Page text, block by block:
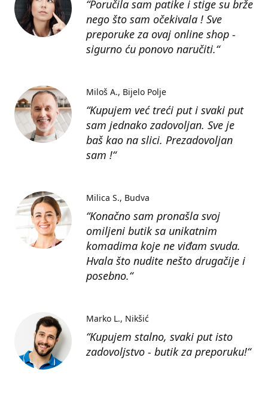
“Poručila sam patike i stige su brže
nego što sam očekivala ! Sve
preporuke za ovaj online shop -
sigurno ću ponovo naručiti.“
“Kupujem već treći put i svaki put
sam jednako zadovoljan. Sve je
baš kao na slici. Prezadovoljan
sam !“
Miloš A. Bijelo Polje
“Konačno sam pronašla svoj
omiljeni butik sa unikatnim
komadima koje ne viđam svuda.
Hvala što nudite nešto drugačije i
posebno.“
Milica S. Budva
“Kupujem stalno, svaki put isto
zadovoljstvo - butik za preporuku!“
Marko L. Nikšić